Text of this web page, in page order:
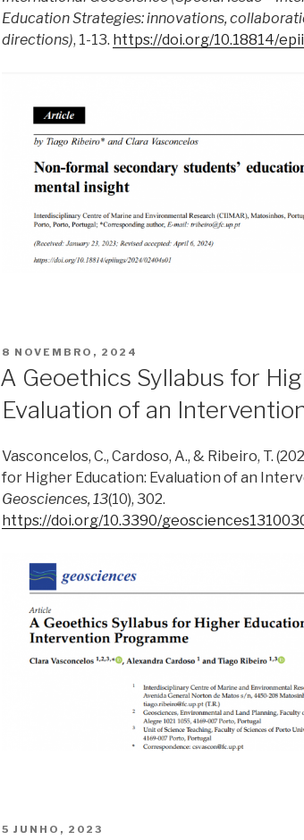
Education Strategies: innovations,
directions), 1-13. https://doi.org/10.18814/
PUBLICADO
8 NOVEMBRO, 2024
A Geoethics Syllabus for
Evaluation of an
Vasconcelos, C., Cardoso, A., & Ribeiro, T.
for Higher Education: Evaluation of an
Geosciences, 13(10), 302.
https://doi.org/10.3390/
PUBLICADO
5 JUNHO, 2023